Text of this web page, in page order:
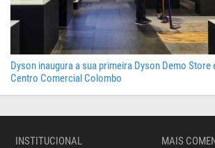
Dyson inaugura a sua primeira Dyson Demo Store
Centro Comercial Colombo
INSTITUCIONAL MAIS